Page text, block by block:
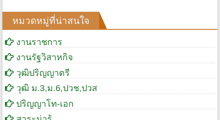
หมวดหมู่ที่น่าสนใจ
งานราชการ
งานรัฐวิสาหกิจ
วุฒิปริญญาตรี
วุฒิ ม.3,ม.6,ปวช,ปวส
ปริญญาโท-เอก